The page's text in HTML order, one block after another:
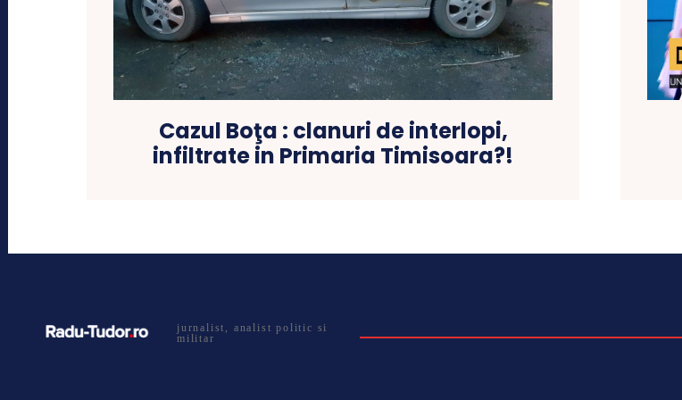
Cazul Boţa : clanuri de interlopi,
infiltrate in Primaria Timisoara?!
jurnalist, analist politic si
militar